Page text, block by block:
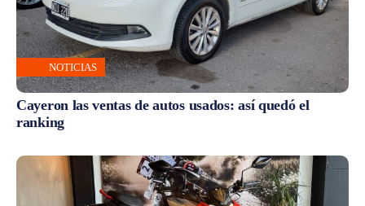
NOTICIAS
Cayeron las ventas de autos usados: así quedó el
ranking